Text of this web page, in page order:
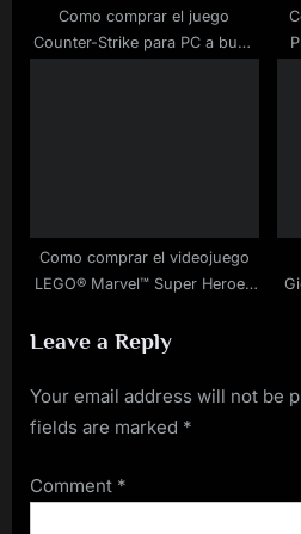
Como comprar el juego
Counter-Strike para PC a buen
Como comprar el videojuego
LEGO® Marvel™ Super Heroes
Leave a Reply
Your email address will not be
fields are marked *
Comment *